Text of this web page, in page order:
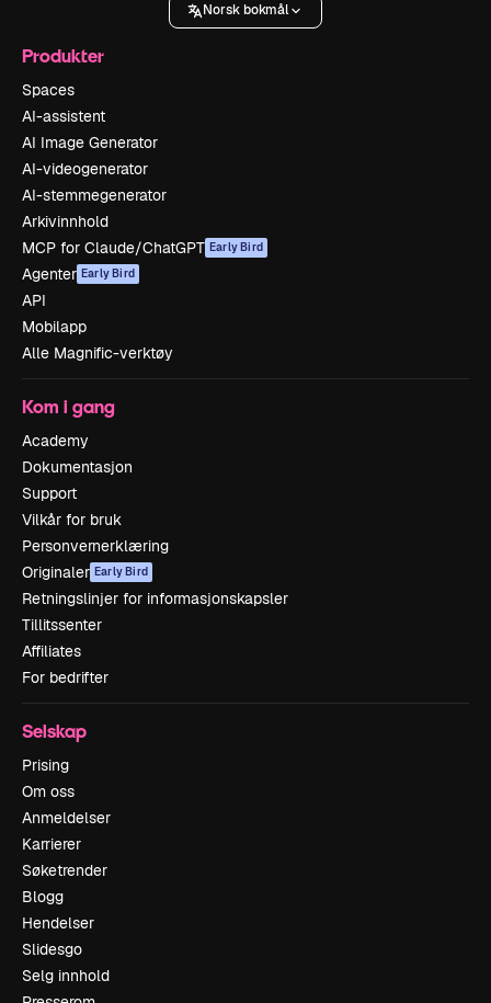
Norsk bokmål
Produkter
Spaces
AI-assistent
AI Image Generator
AI-videogenerator
AI-stemmegenerator
Arkivinnhold
MCP for Claude/ChatGPT Early Bird
Agenter Early Bird
API
Mobilapp
Alle Magnific-verktøy
Kom i gang
Academy
Dokumentasjon
Support
Vilkår for bruk
Personvernerklæring
Originaler Early Bird
Retningslinjer for informasjonskapsler
Tillitssenter
Affiliates
For bedrifter
Selskap
Prising
Om oss
Anmeldelser
Karrierer
Søketrender
Blogg
Hendelser
Slidesgo
Selg innhold